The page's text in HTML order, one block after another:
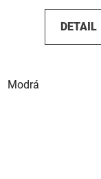
DETAIL
Modrá